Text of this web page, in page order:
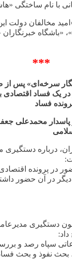
با نام ساختگی
مخالفان دولت
خبرنگاران جوان» ۲۴
***
سرخه‌ای» پس
یک فساد
فساد
محمدعلی
درباره دستگیری
در پرونده
در آن حضور
دستگیری
:
سپاه رصد و
بحث نفوذ و بحث